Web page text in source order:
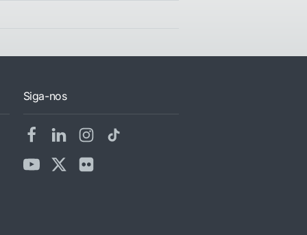
Siga-nos